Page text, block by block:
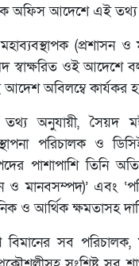
অফিস আদেশে এই তথ্য
মহাব্যবস্থাপক (প্রশাসন
স্বাক্ষরিত ওই আদেশে
অবিলম্বে কার্যকর
অনুযায়ী, সৈয়দ
পরিচালক ও
পাশাপাশি তিনি
ও মানবসম্পদ)’ এবং
ও আর্থিক ক্ষমতাসহ
সব পরিচালক,